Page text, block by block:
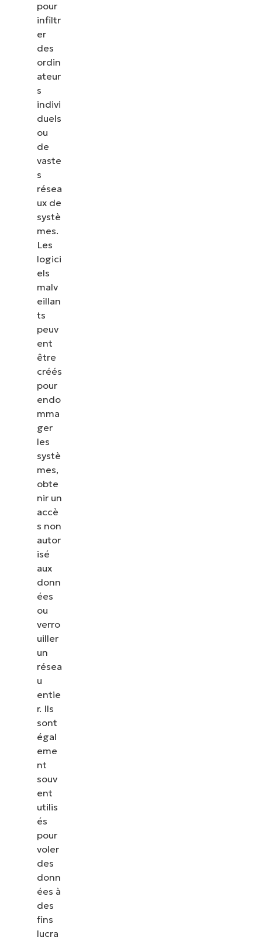
pour
infiltr
er
des
ordin
ateur
s
indivi
duels
ou
de
vaste
s
résea
ux de
systè
mes.
Les
logici
els
malv
eillan
ts
peuv
ent
être
créés
pour
endo
mma
ger
les
systè
mes,
obte
nir un
accè
s non
autor
isé
aux
donn
ées
ou
verro
uiller
un
résea
u
entie
r. Ils
sont
égal
eme
nt
souv
ent
utilis
és
pour
voler
des
donn
ées à
des
fins
lucra